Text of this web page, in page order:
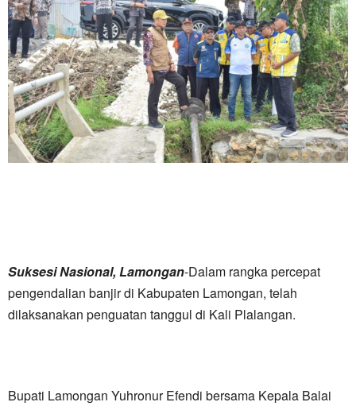
Suksesi Nasional, Lamongan-Dalam rangka percepat
pengendalian banjir di Kabupaten Lamongan, telah
dilaksanakan penguatan tanggul di Kali Plalangan.
Bupati Lamongan Yuhronur Efendi bersama Kepala Balai